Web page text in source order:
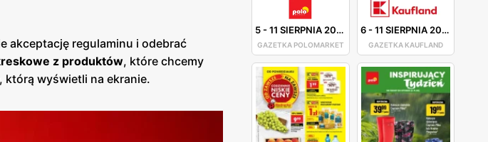
5-11 SIERPNIA 2026
GAZETKA POLOMARKET
6-11 SIERPNIA 2026
GAZETKA KAUFLAND
akceptację regulaminu i odebrać
z produktów, które chcemy
którą wyświetli na ekranie.